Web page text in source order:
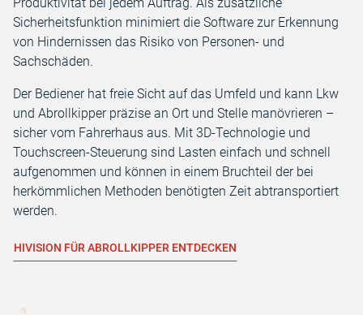
Sicherheitsfunktion minimiert die Software zur Erkennung
von Hindernissen das Risiko von Personen- und
Sachschäden.
Der Bediener hat freie Sicht auf das Umfeld und kann Lkw
und Abrollkipper präzise an Ort und Stelle manövrieren –
sicher vom Fahrerhaus aus. Mit 3D-Technologie und
Touchscreen-Steuerung sind Lasten einfach und schnell
aufgenommen und können in einem Bruchteil der bei
herkömmlichen Methoden benötigten Zeit abtransportiert
werden.
HIVISION FÜR ABROLLKIPPER ENTDECKEN